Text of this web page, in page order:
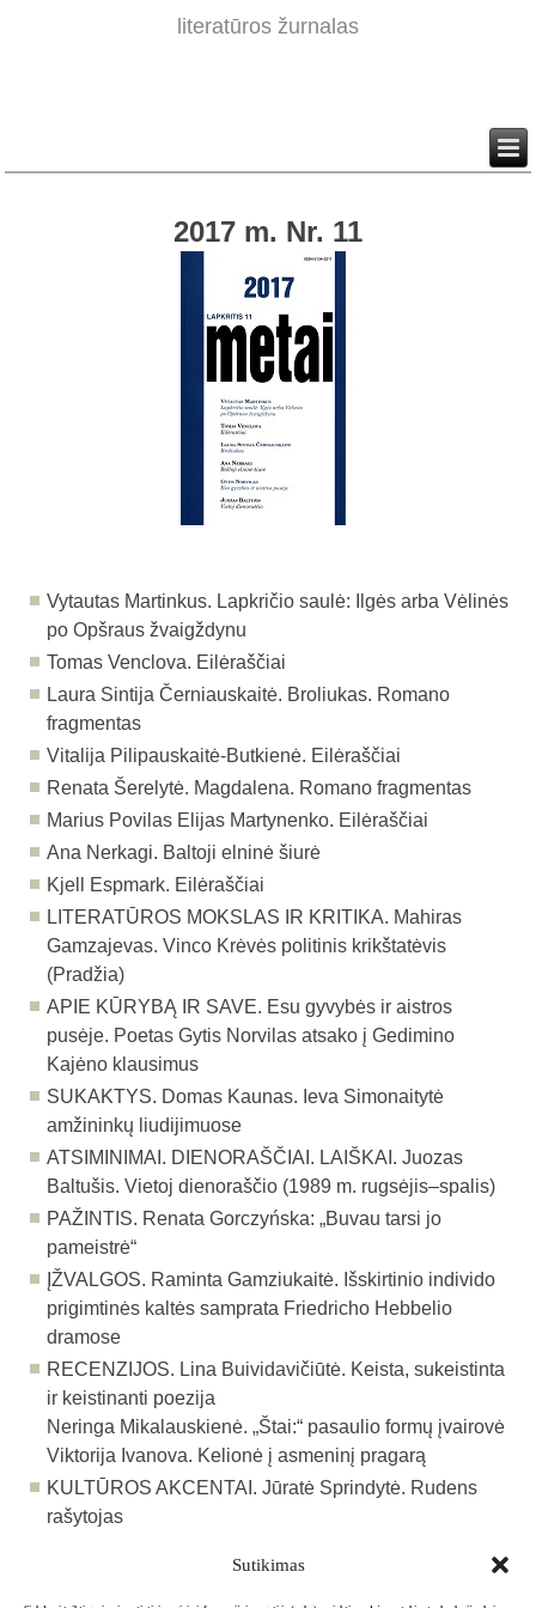
Sutikimas
literatūros žurnalas
2017 m. Nr. 11
Vytautas Martinkus. Lapkričio saulė: Ilgės arba Vėlinės
po Opšraus žvaigždynu
Tomas Venclova. Eilėraščiai
Laura Sintija Černiauskaitė. Broliukas. Romano
fragmentas
Vitalija Pilipauskaitė-Butkienė. Eilėraščiai
Renata Šerelytė. Magdalena. Romano fragmentas
Marius Povilas Elijas Martynenko. Eilėraščiai
Ana Nerkagi. Baltoji elninė šiurė
Kjell Espmark. Eilėraščiai
LITERATŪROS MOKSLAS IR KRITIKA. Mahiras
Gamzajevas. Vinco Krėvės politinis krikštatėvis
(Pradžia)
APIE KŪRYBĄ IR SAVE. Esu gyvybės ir aistros
pusėje. Poetas Gytis Norvilas atsako į Gedimino
Kajėno klausimus
SUKAKTYS. Domas Kaunas. Ieva Simonaitytė
amžininkų liudijimuose
ATSIMINIMAI. DIENORAŠČIAI. LAIŠKAI.Juozas
Baltušis. Vietoj dienoraščio (1989 m. rugsėjis–spalis)
PAŽINTIS. Renata Gorczyńska: „Buvau tarsi jo
pameistrė“
ĮŽVALGOS. Raminta Gamziukaitė. Išskirtinio individo
prigimtinės kaltės samprata Friedricho Hebbelio
dramose
RECENZIJOS. Lina Buividavičiūtė. Keista, sukeistinta
ir keistinanti poezija
Neringa Mikalauskienė. „Štai:“ pasaulio formų įvairovė
Viktorija Ivanova. Kelionė į asmeninį pragarą
KULTŪROS AKCENTAI.Jūratė Sprindytė. Rudens
rašytojas